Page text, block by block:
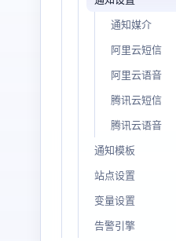
通知媒介
阿里云短信
阿里云语音
腾讯云短信
腾讯云语音
通知模板
站点设置
变量设置
告警引擎